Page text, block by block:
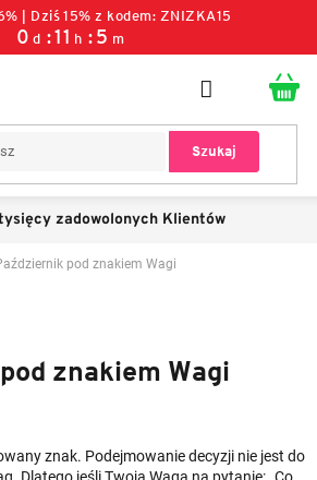
| Dziś 15% z kodem: ZNIZKA15
0 d :11 h :5 m
Szukaj
zadowolonych Klientów
pod znakiem Wagi
znakiem Wagi
znak. Podejmowanie decyzji nie jest do